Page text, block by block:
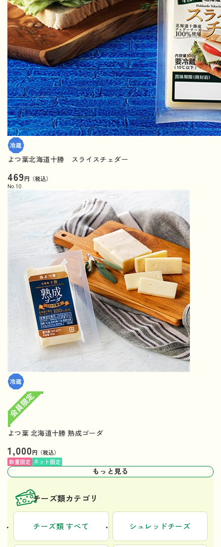
よつ葉北海道十勝 スライスチェダー
469円（税込）
No. 10
よつ葉 北海道十勝 熟成ゴーダ
1,000円（税込）
数量限定 ネット限定
もっと見る
チーズ類カテゴリ
チーズ類 すべて シュレッドチーズ